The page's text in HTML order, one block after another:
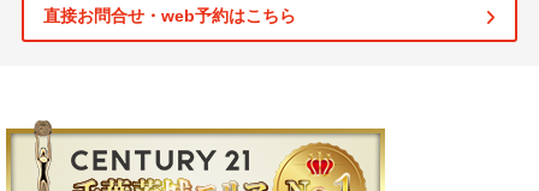
直接お問合せ・web予約はこちら